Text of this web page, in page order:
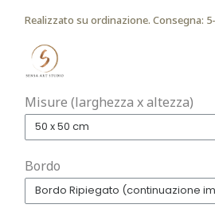
Realizzato su ordinazione. Consegna:
Misure (larghezza x altezza)
Bordo